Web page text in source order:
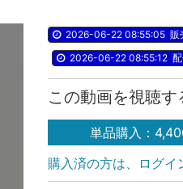
2026-06-22 08:55:05 販
2026-06-22 08:55:12
この動画を視聴す
単品購入：
購入済の方は、ログイ